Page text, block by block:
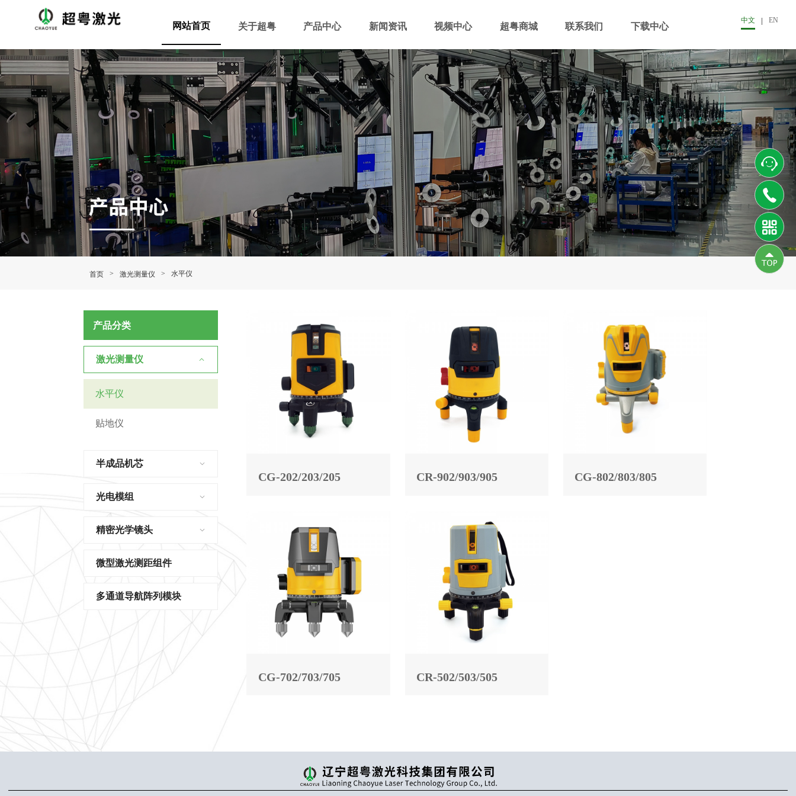
网站首页 关于超粤 产品中心 新闻资讯 视频中心 超粤商城 联系我们 下载中心
中文 EN
首页 > 激光测量仪 > 水平仪
产品分类
激光测量仪
水平仪
贴地仪
半成品机芯
光电模组
精密光学镜头
微型激光测距组件
多通道导航阵列模块
CG-202/203/205 CR-902/903/905 CG-802/803/805
CG-702/703/705 CR-502/503/505